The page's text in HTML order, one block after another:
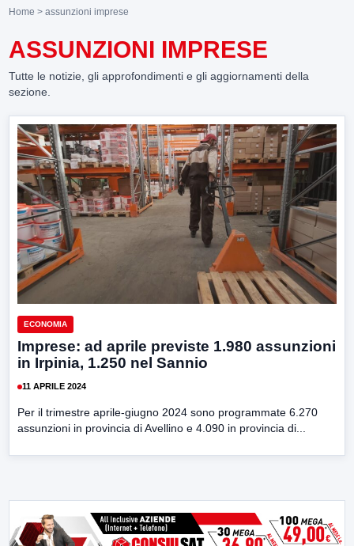
Home > assunzioni imprese
ASSUNZIONI IMPRESE
Tutte le notizie, gli approfondimenti e gli aggiornamenti della
sezione.
ECONOMIA
Imprese: ad aprile previste 1.980 assunzioni
in Irpinia, 1.250 nel Sannio
11 APRILE 2024
Per il trimestre aprile-giugno 2024 sono programmate 6.270
assunzioni in provincia di Avellino e 4.090 in provincia di...